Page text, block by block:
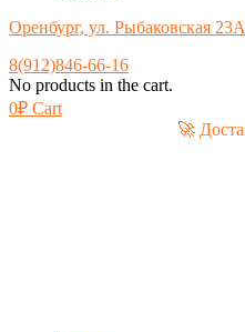
Оренбург, ул. Рыбаковская 23А
8(912)846-66-16
No products in the cart.
0₽ Cart